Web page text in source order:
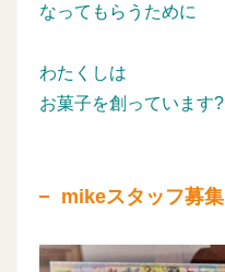
なってもらうために
わたくしは
お菓子を創っています?
mikeスタッフ募集